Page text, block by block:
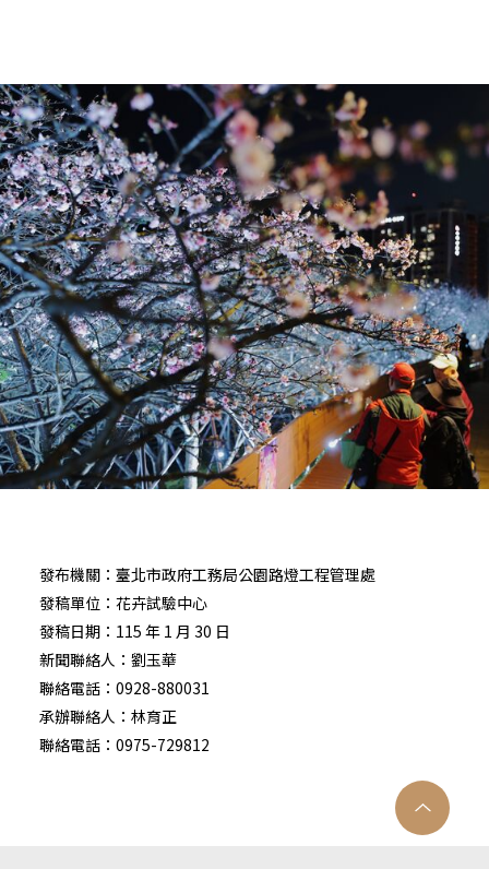
發布機關：臺北市政府工務局公園路燈工程管理處
發稿單位：花卉試驗中心
發稿日期：115 年 1 月 30 日
新聞聯絡人：劉玉華
聯絡電話：0928-880031
承辦聯絡人：林育正
聯絡電話：0975-729812